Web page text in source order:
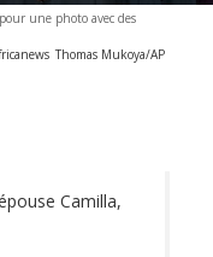
une photo avec des
Thomas Mukoya/AP
Camilla,